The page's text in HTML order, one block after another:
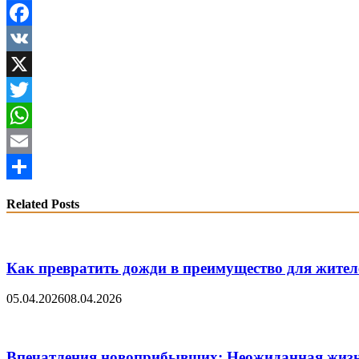
Facebook
VK
X
Twitter
WhatsApp
Email
Related Posts
Как превратить дожди в преимущество для
05.04.202608.04.2026